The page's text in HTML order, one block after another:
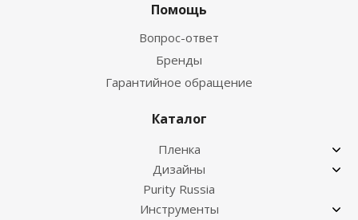
Помощь
Вопрос-ответ
Бренды
Гарантийное обращение
Каталог
Пленка
Дизайны
Purity Russia
Инструменты